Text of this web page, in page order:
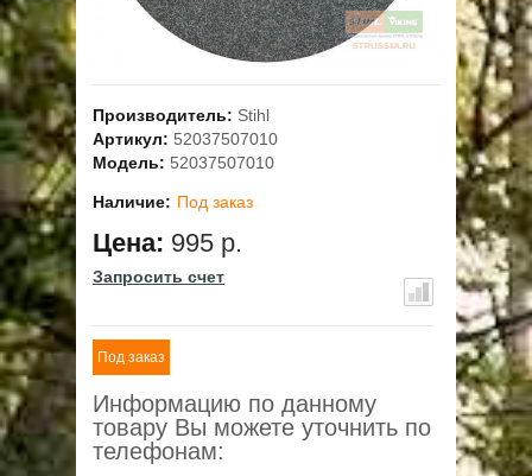
АКЦИИ
Производитель: Stihl
Артикул: 52037507010
Модель: 52037507010
Наличие: Под заказ
Цена: 995 р.
Запросить счет
Под заказ
Информацию по данному
товару Вы можете уточнить по
телефонам: